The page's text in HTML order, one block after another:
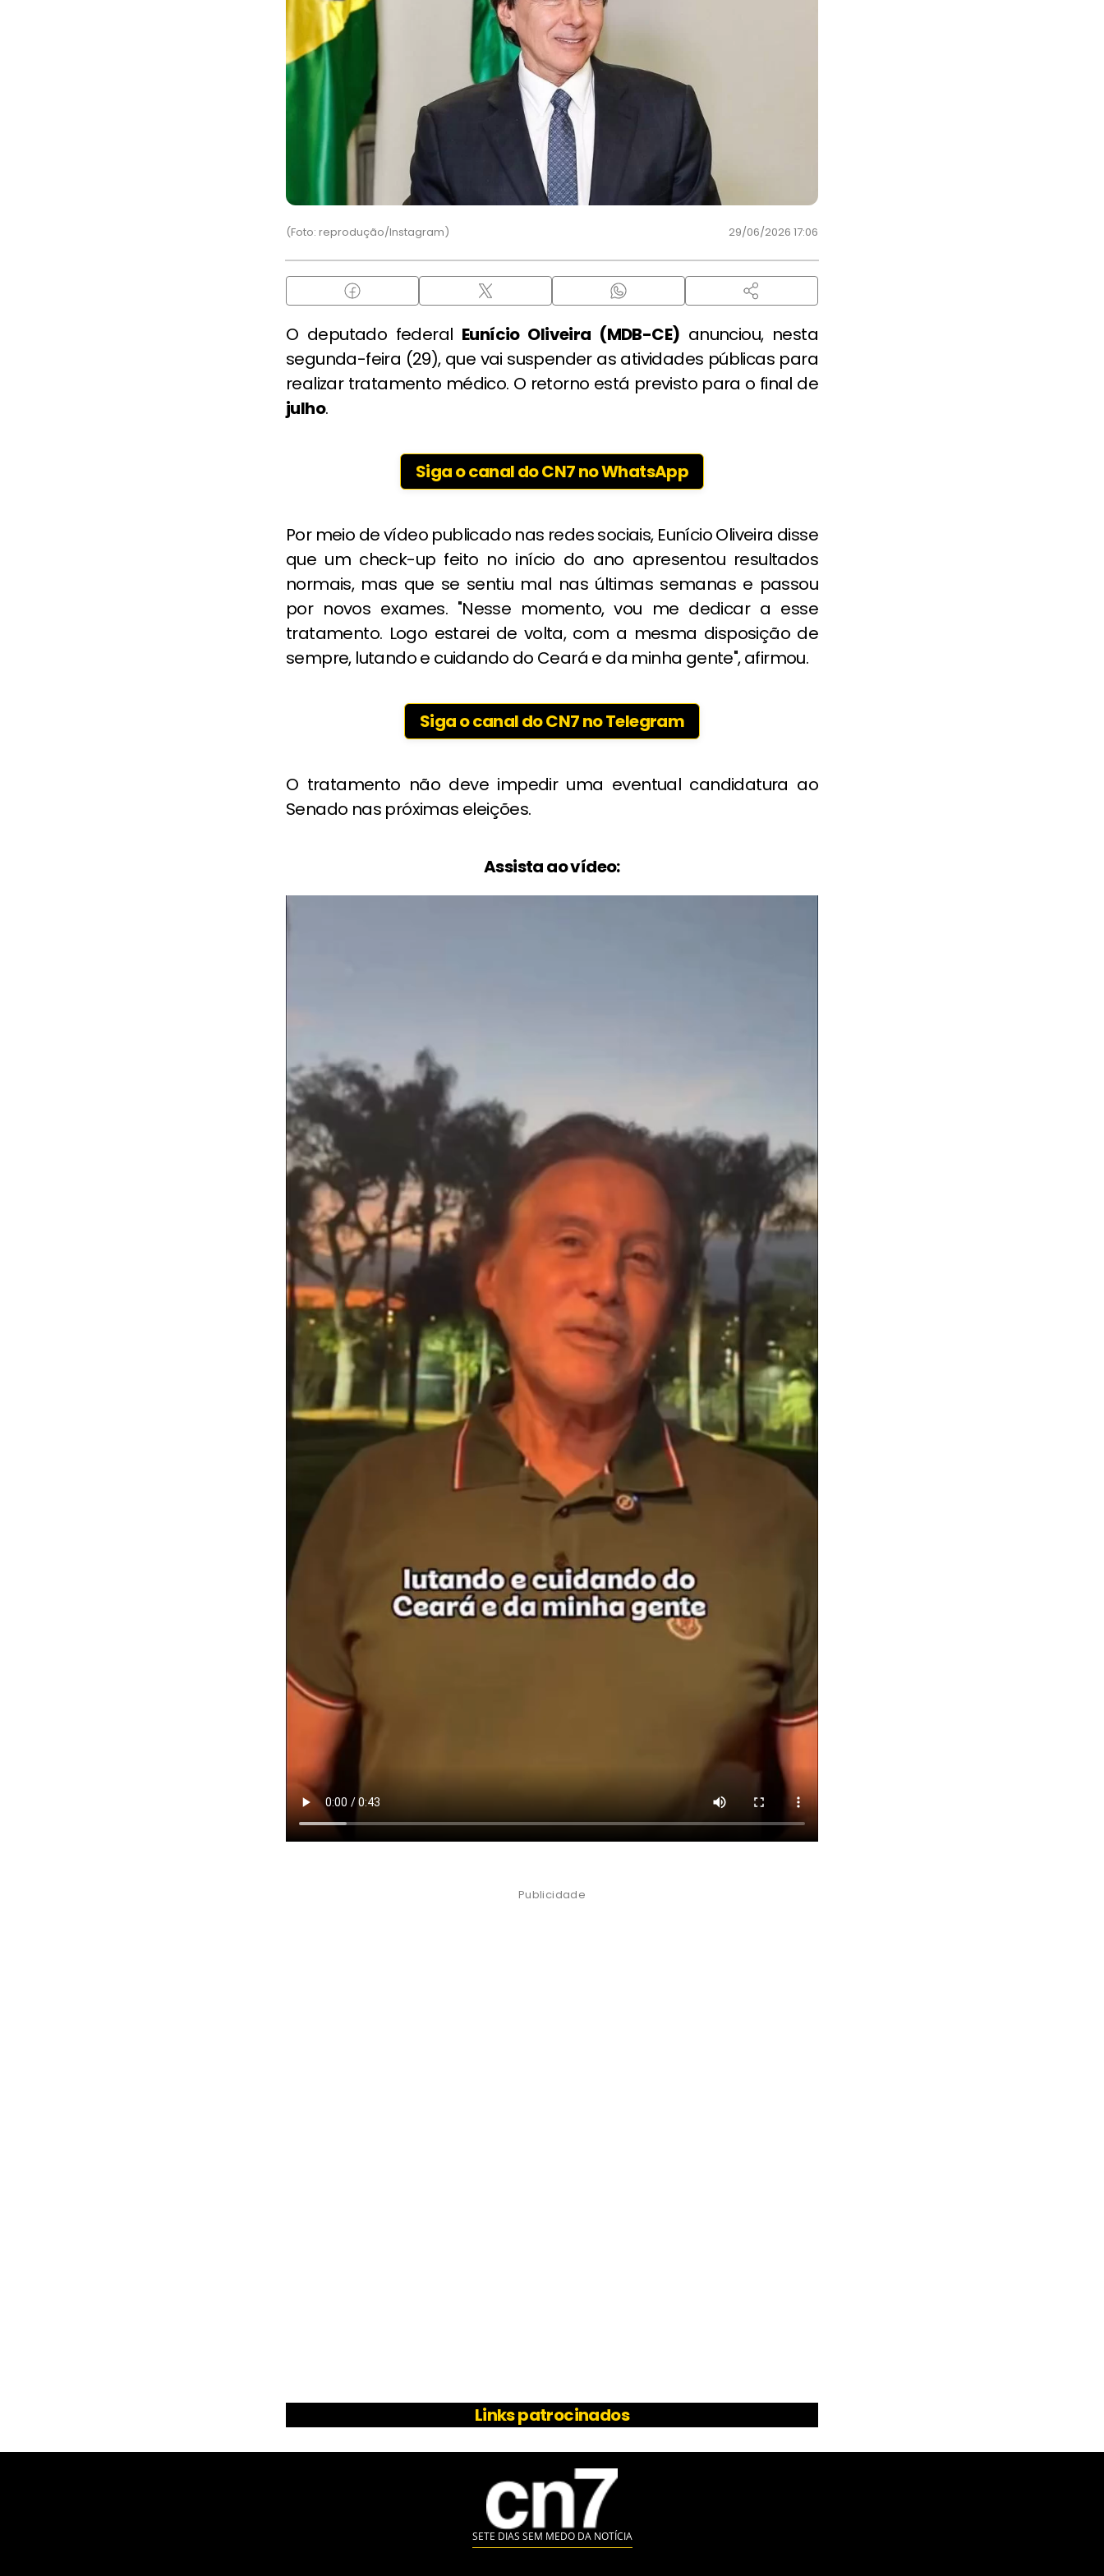
(Foto: reprodução/Instagram) 29/06/2026 17:06
O deputado federal Eunício Oliveira (MDB-CE) anunciou, nesta
segunda-feira (29), que vai suspender as atividades públicas para
realizar tratamento médico. O retorno está previsto para o final de
julho.
Siga o canal do CN7 no WhatsApp
Por meio de vídeo publicado nas redes sociais, Eunício Oliveira disse
que um check-up feito no início do ano apresentou resultados
normais, mas que se sentiu mal nas últimas semanas e passou
por novos exames. "Nesse momento, vou me dedicar a esse
tratamento. Logo estarei de volta, com a mesma disposição de
sempre, lutando e cuidando do Ceará e da minha gente", afirmou.
Siga o canal do CN7 no Telegram
O tratamento não deve impedir uma eventual candidatura ao
Senado nas próximas eleições.
Assista ao vídeo:
Publicidade
Links patrocinados
SETE DIAS SEM MEDO DA NOTÍCIA